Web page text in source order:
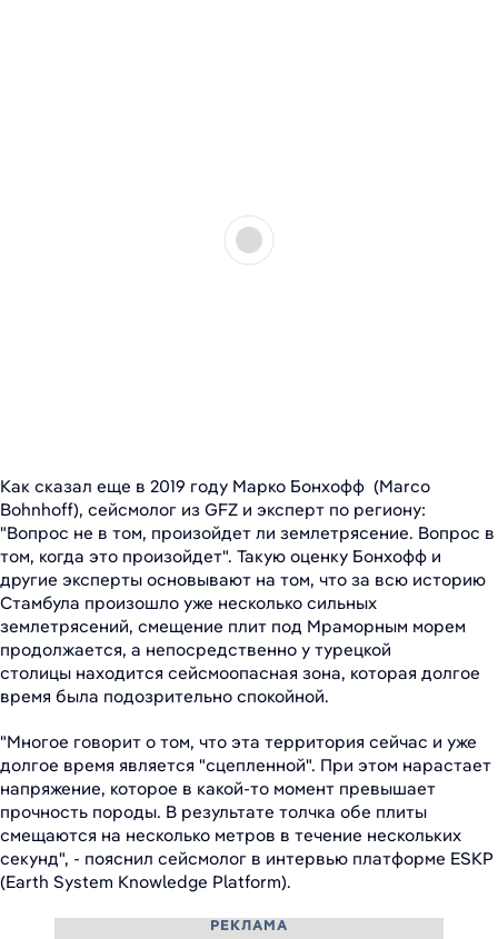
Как сказал еще в 2019 году Марко Бонхофф (Marco
Bohnhoff), сейсмолог из GFZ и эксперт по региону:
"Вопрос не в том, произойдет ли землетрясение. Вопрос в
том, когда это произойдет". Такую оценку Бонхофф и
другие эксперты основывают на том, что за всю историю
Стамбула произошло уже несколько сильных
землетрясений, смещение плит под Мраморным морем
продолжается, а непосредственно у турецкой
столицы находится сейсмоопасная зона, которая долгое
время была подозрительно спокойной.
"Многое говорит о том, что эта территория сейчас и уже
долгое время является "сцепленной". При этом нарастает
напряжение, которое в какой-то момент превышает
прочность породы. В результате толчка обе плиты
смещаются на несколько метров в течение нескольких
секунд", - пояснил сейсмолог в интервью платформе ESKP
(Earth System Knowledge Platform).
РЕКЛАМА